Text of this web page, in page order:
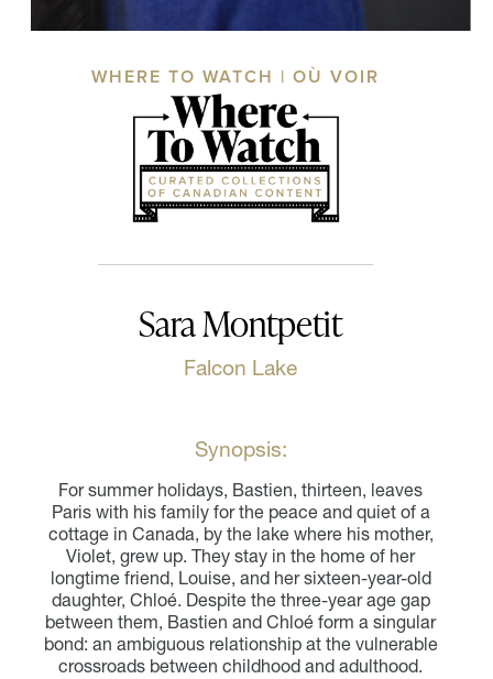
WHERE TO WATCH | OÙ VOIR
Sara Montpetit
Falcon Lake
Synopsis:
For summer holidays, Bastien, thirteen, leaves
Paris with his family for the peace and quiet of a
cottage in Canada, by the lake where his mother,
Violet, grew up. They stay in the home of her
longtime friend, Louise, and her sixteen-year-old
daughter, Chloé. Despite the three-year age gap
between them, Bastien and Chloé form a singular
bond: an ambiguous relationship at the vulnerable
crossroads between childhood and adulthood.